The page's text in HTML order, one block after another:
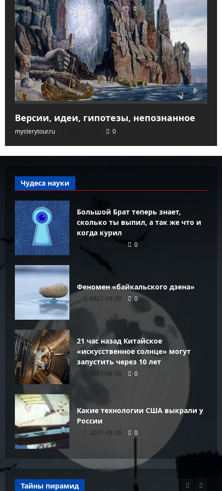
Версии, идеи, гипотезы, непознанное
mysterytour.ru 0
Чудеса науки
Большой Брат теперь знает,
сколько ты выпил, а так же что и
когда курил
2021-09-30 0
Феномен «байкальского дзена»
2021-09-30 0
21 час назад Китайское
«искусственное солнце» могут
запустить через 10 лет
2021-09-30 0
Какие технологии США выкрали у
России
2021-09-29 0
Тайны пирамид